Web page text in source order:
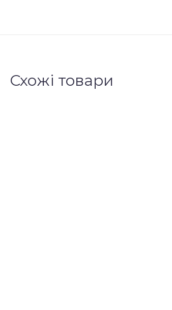
Схожі товари